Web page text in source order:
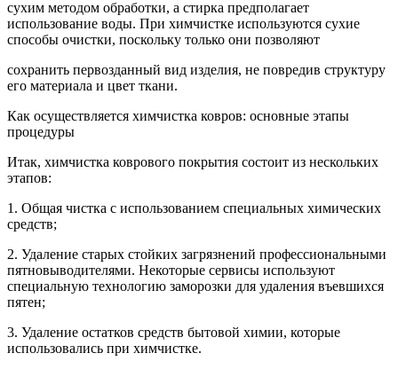
сухим методом обработки, а стирка предполагает
использование воды. При химчистке используются сухие
способы очистки, поскольку только они позволяют
сохранить первозданный вид изделия, не повредив структуру
его материала и цвет ткани.
Как осуществляется химчистка ковров: основные этапы
процедуры
Итак, химчистка коврового покрытия состоит из нескольких
этапов:
1. Общая чистка с использованием специальных химических
средств;
2. Удаление старых стойких загрязнений профессиональными
пятновыводителями. Некоторые сервисы используют
специальную технологию заморозки для удаления въевшихся
пятен;
3. Удаление остатков средств бытовой химии, которые
использовались при химчистке.